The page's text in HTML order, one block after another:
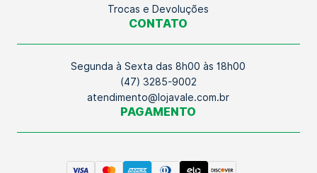
Trocas e Devoluções
CONTATO
Segunda à Sexta das 8h00 às 18h00
(47) 3285-9002
atendimento@lojavale.com.br
PAGAMENTO